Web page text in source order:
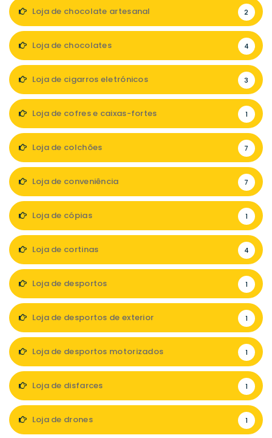
Loja de chocolate artesanal 2
Loja de chocolates 4
Loja de cigarros eletrónicos 3
Loja de cofres e caixas-fortes 1
Loja de colchões 7
Loja de conveniência 7
Loja de cópias 1
Loja de cortinas 4
Loja de desportos 1
Loja de desportos de exterior 1
Loja de desportos motorizados 1
Loja de disfarces 1
Loja de drones 1